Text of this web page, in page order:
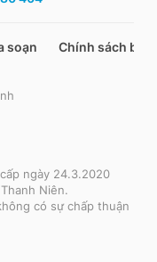
soạn Chính sách bảo
ngày 24.3.2020
Niên.
có sự chấp thuận